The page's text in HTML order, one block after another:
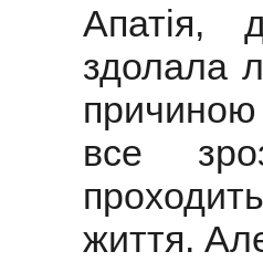
Апатія,
здолала
все
життя.